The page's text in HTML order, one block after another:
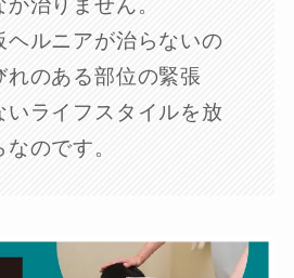
ヘルニアが治らないの
れのある部位の緊張
いライフスタイルを放
のです。